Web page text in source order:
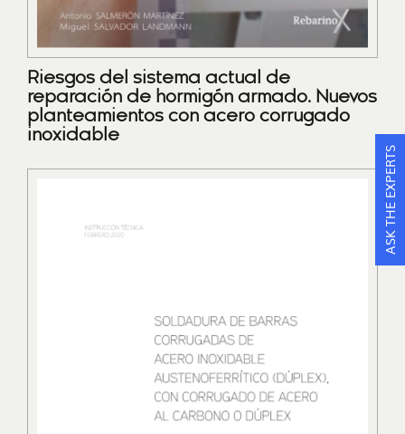
Riesgos del sistema actual de
reparación de hormigón armado. Nuevos
planteamientos con acero corrugado
inoxidable
ASK THE EXPERTS